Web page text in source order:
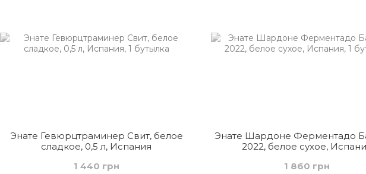
Энате Гевюрцтраминер Свит, белое
сладкое, 0,5 л, Испания
1 440 грн
Энате Шардоне Ферментадо
2022, белое сухое,
1 860 грн